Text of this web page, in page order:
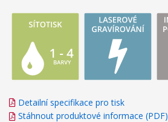
Detailní specifikace pro tisk
Stáhnout produktové informace (PDF)